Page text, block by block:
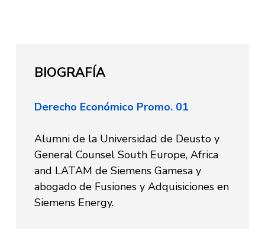
BIOGRAFÍA
Derecho Económico Promo. 01
Alumni de la Universidad de Deusto y
General Counsel South Europe, Africa
and LATAM de Siemens Gamesa y
abogado de Fusiones y Adquisiciones en
Siemens Energy.